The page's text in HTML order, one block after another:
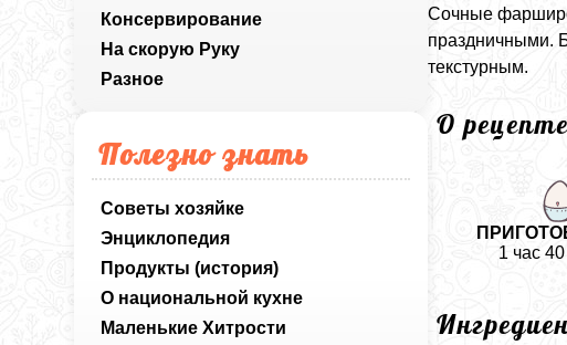
Консервирование
На скорую Руку
Разное
Полезно знать
Советы хозяйке
Энциклопедия
Продукты (история)
О национальной кухне
Маленькие Хитрости
Сочные
праздничными.
текстурным.
О рецепте
1 час